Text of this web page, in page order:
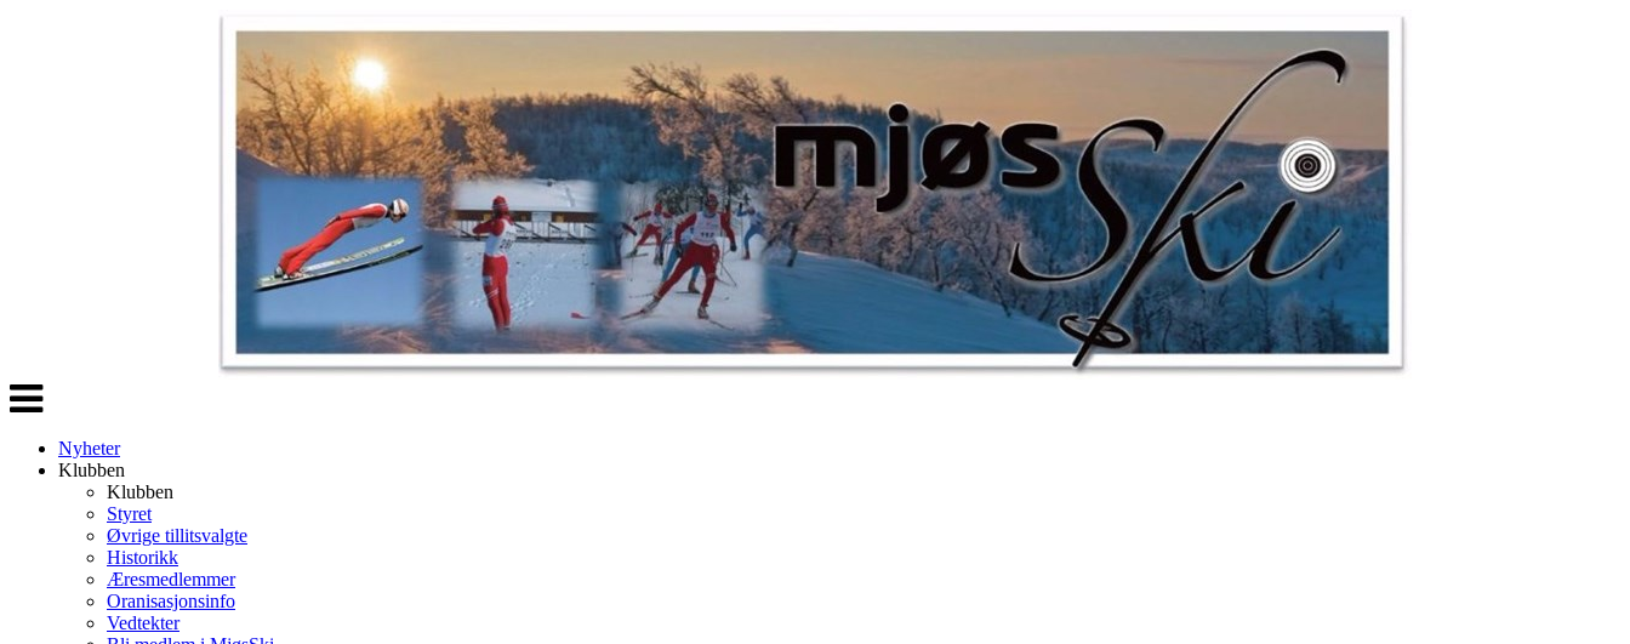
Veksle
navigasjon
Nyheter
Klubben
Klubben
Styret
Øvrige tillitsvalgte
Historikk
Æresmedlemmer
Oranisasjonsinfo
Vedtekter